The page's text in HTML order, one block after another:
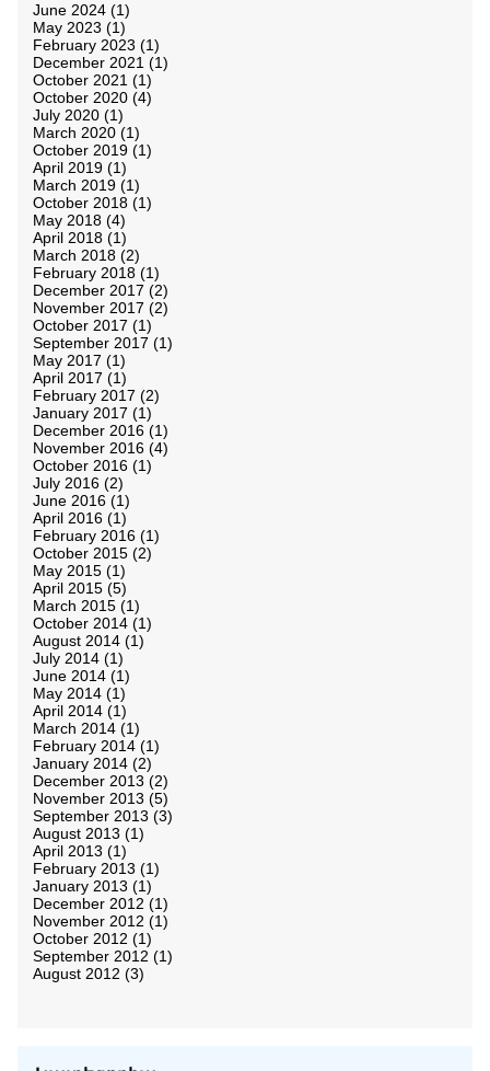
June 2024 (1)
May 2023 (1)
February 2023 (1)
December 2021 (1)
October 2021 (1)
October 2020 (4)
July 2020 (1)
March 2020 (1)
October 2019 (1)
April 2019 (1)
March 2019 (1)
October 2018 (1)
May 2018 (4)
April 2018 (1)
March 2018 (2)
February 2018 (1)
December 2017 (2)
November 2017 (2)
October 2017 (1)
September 2017 (1)
May 2017 (1)
April 2017 (1)
February 2017 (2)
January 2017 (1)
December 2016 (1)
November 2016 (4)
October 2016 (1)
July 2016 (2)
June 2016 (1)
April 2016 (1)
February 2016 (1)
October 2015 (2)
May 2015 (1)
April 2015 (5)
March 2015 (1)
October 2014 (1)
August 2014 (1)
July 2014 (1)
June 2014 (1)
May 2014 (1)
April 2014 (1)
March 2014 (1)
February 2014 (1)
January 2014 (2)
December 2013 (2)
November 2013 (5)
September 2013 (3)
August 2013 (1)
April 2013 (1)
February 2013 (1)
January 2013 (1)
December 2012 (1)
November 2012 (1)
October 2012 (1)
September 2012 (1)
August 2012 (3)